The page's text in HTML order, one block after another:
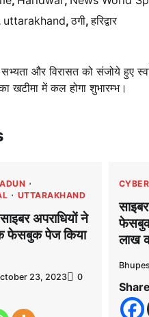
uttarakhand,ठगी,हरिद्वार
और विरासत को संजोये हुए
खटीमा में कल होगा शुभारम्भ।
UTTARAKHAND
अपराधियों ने
फेसबुक पेज किया
23, 2023 0
फेसबुक
लाख